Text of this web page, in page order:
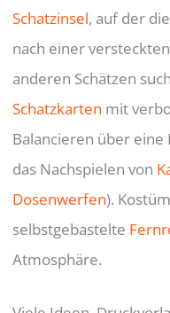
Schatzinsel, auf der
nach einer
anderen Schätzen
Schatzkarten mit
Balancieren über eine
das Nachspielen von
Dosenwerfen).
selbstgebastelte
Atmosphäre.